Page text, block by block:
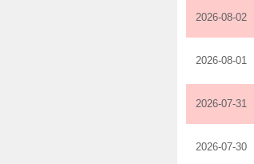
2026-08-02
2026-08-01
2026-07-31
2026-07-30